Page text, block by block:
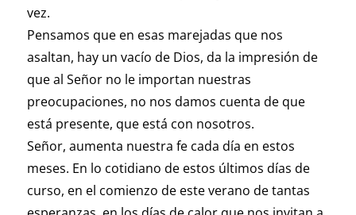
vez.
Pensamos que en esas marejadas que nos
asaltan, hay un vacío de Dios, da la impresión de
que al Señor no le importan nuestras
preocupaciones, no nos damos cuenta de que
está presente, que está con nosotros.
Señor, aumenta nuestra fe cada día en estos
meses. En lo cotidiano de estos últimos días de
curso, en el comienzo de este verano de tantas